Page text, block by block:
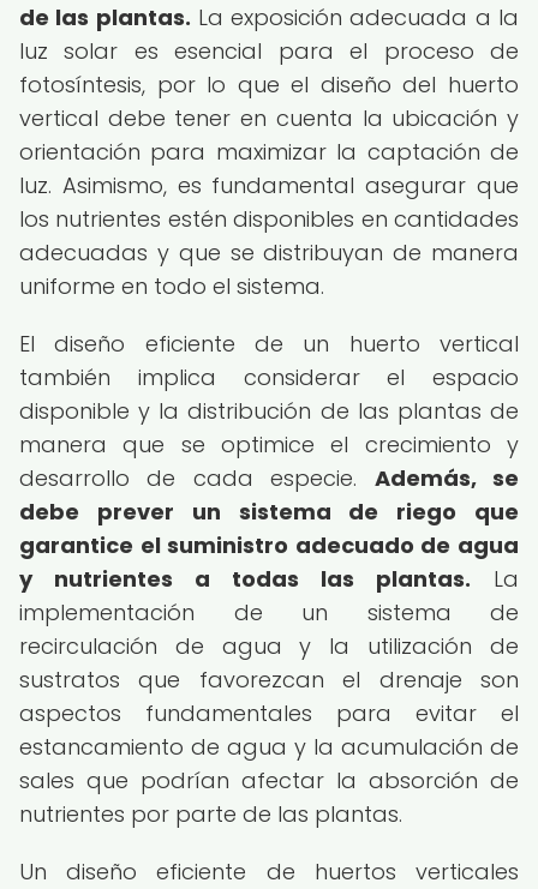
de las plantas. La exposición adecuada a la
luz solar es esencial para el proceso de
fotosíntesis, por lo que el diseño del huerto
vertical debe tener en cuenta la ubicación y
orientación para maximizar la captación de
luz. Asimismo, es fundamental asegurar que
los nutrientes estén disponibles en cantidades
adecuadas y que se distribuyan de manera
uniforme en todo el sistema.
El diseño eficiente de un huerto vertical
también implica considerar el espacio
disponible y la distribución de las plantas de
manera que se optimice el crecimiento y
desarrollo de cada especie. Además, se
debe prever un sistema de riego que
garantice el suministro adecuado de agua
y nutrientes a todas las plantas. La
implementación de un sistema de
recirculación de agua y la utilización de
sustratos que favorezcan el drenaje son
aspectos fundamentales para evitar el
estancamiento de agua y la acumulación de
sales que podrían afectar la absorción de
nutrientes por parte de las plantas.
Un diseño eficiente de huertos verticales